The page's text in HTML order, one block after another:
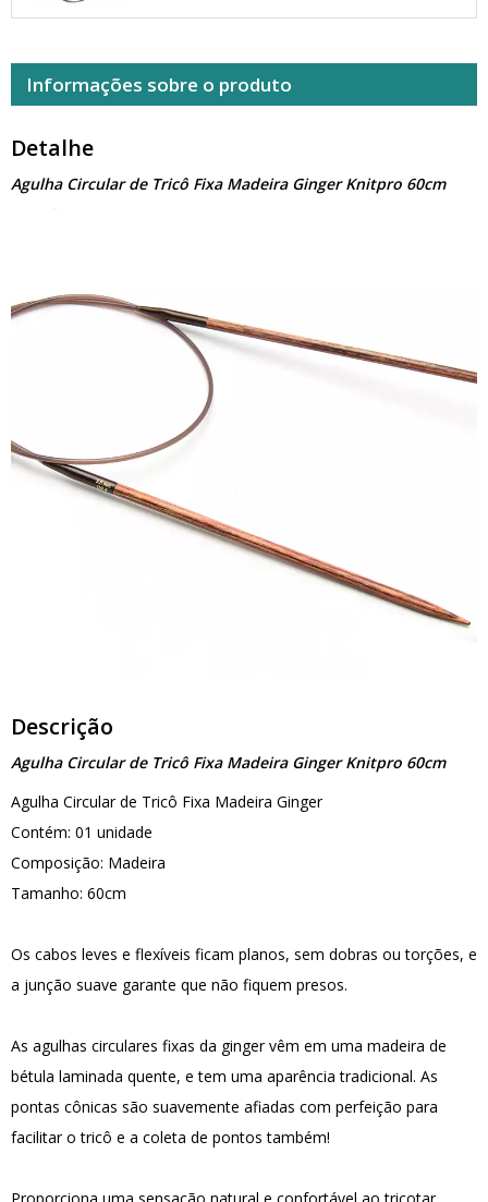
Informações sobre o produto
Detalhe
Agulha Circular de Tricô Fixa Madeira Ginger Knitpro 60cm
Descrição
Agulha Circular de Tricô Fixa Madeira Ginger Knitpro 60cm
Agulha Circular de Tricô Fixa Madeira Ginger
Contém: 01 unidade
Composição: Madeira
Tamanho: 60cm
Os cabos leves e flexíveis ficam planos, sem dobras ou torções, e
a junção suave garante que não fiquem presos.
As agulhas circulares fixas da ginger vêm em uma madeira de
bétula laminada quente, e tem uma aparência tradicional. As
pontas cônicas são suavemente afiadas com perfeição para
facilitar o tricô e a coleta de pontos também!